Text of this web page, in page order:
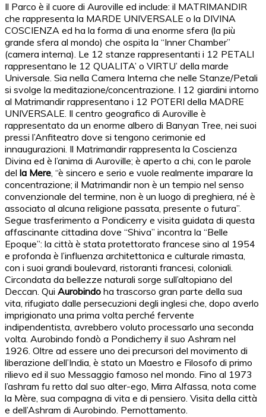
Il Parco è il cuore di Auroville ed include: il MATRIMANDIR
che rappresenta la MARDE UNIVERSALE o la DIVINA
COSCIENZA ed ha la forma di una enorme sfera (la più
grande sfera al mondo) che ospita la “Inner Chamber”
(camera interna). Le 12 stanze rappresentanti i 12 PETALI
rappresentano le 12 QUALITA’ o VIRTU’ della marde
Universale. Sia nella Camera Interna che nelle Stanze/Petali
si svolge la meditazione/concentrazione. I 12 giardini intorno
al Matrimandir rappresentano i 12 POTERI della MADRE
UNIVERSALE. Il centro geografico di Auroville è
rappresentato da un enorme albero di Banyan Tree, nei suoi
pressi l’Anfiteatro dove si tengono cerimonie ed
innaugurazioni. Il Matrimandir rappresenta la Coscienza
Divina ed è l’anima di Auroville; è aperto a chi, con le parole
del la Mere, “è sincero e serio e vuole realmente imparare la
concentrazione; il Matrimandir non è un tempio nel senso
convenzionale del termine, non è un luogo di preghiera, né è
associato al alcuna religione passata, presente o futura”.
Segue trasferimento a Pondicerry e visita guidata di questa
affascinante cittadina dove “Shiva” incontra la “Belle
Epoque”: la città è stata protettorato francese sino al 1954
e profonda è l’influenza architettonica e culturale rimasta,
con i suoi grandi boulevard, ristoranti francesi, coloniali.
Circondata da bellezze naturali sorge sull’altopiano del
Deccan. Qui Aurobindo ha trascorso gran parte della sua
vita, rifugiato dalle persecuzioni degli inglesi che, dopo averlo
imprigionato una prima volta perché fervente
indipendentista, avrebbero voluto processarlo una seconda
volta. Aurobindo fondò a Pondicherry il suo Ashram nel
1926. Oltre ad essere uno dei precursori del movimento di
liberazione dell’India, è stato un Maestro e Filosofo di primo
rilievo ed il suo Messaggio famoso nel mondo. Fino al 1973
l’ashram fu retto dal suo alter-ego, Mirra Alfassa, nota come
la Mère, sua compagna di vita e di pensiero. Visita della città
e dell’Ashram di Aurobindo. Pernottamento.